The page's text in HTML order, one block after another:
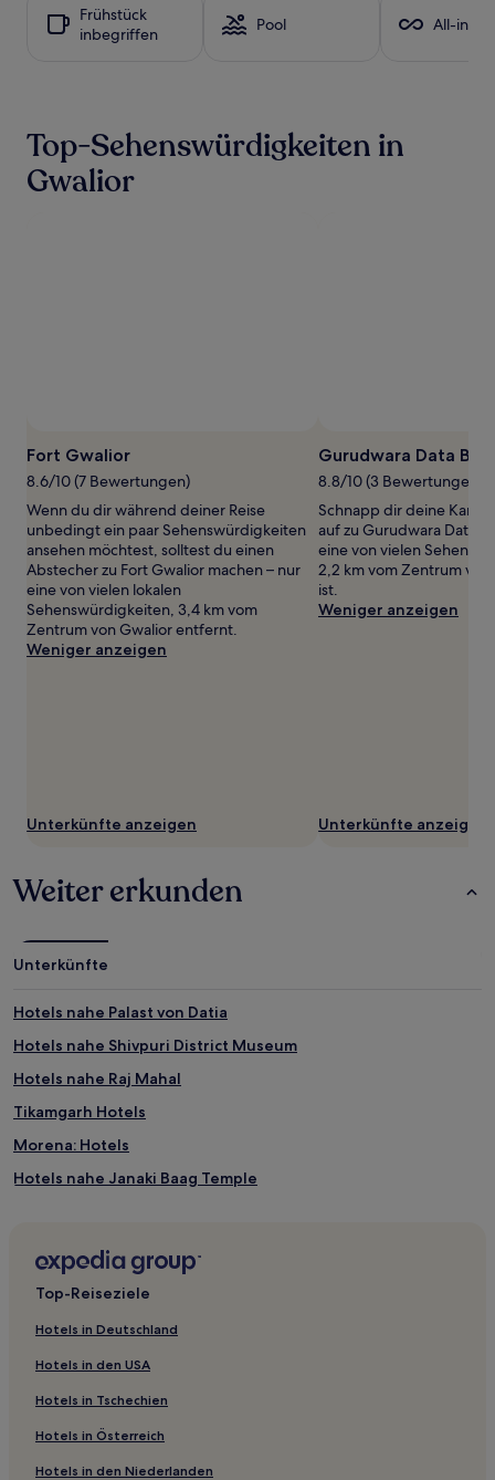
einen
gefunden
wurde.
Preise
Frühstück
inbegriffen
Pool All-
Top-Sehenswürdigkeiten in
Gwalior
Foto
von
Dev's
Travel
Bag
Fort Gwalior
8.6/10 (7 Bewertungen)
Wenn du dir während deiner Reise
unbedingt ein paar Sehenswürdigkeiten
ansehen möchtest, solltest du einen
Abstecher zu Fort Gwalior machen – nur
eine von vielen lokalen
Sehenswürdigkeiten, 3,4 km vom
Zentrum von Gwalior entfernt.
Weniger anzeigen
Unterkünfte anzeigen
Gurudwara Data
8.8/10 (3 Bewertungen)
Schnapp dir deine
auf zu Gurudwara Data
eine von vielen
2,2 km vom Zentrum
ist.
Weniger anzeigen
Unterkünfte anzeigen
Weiter erkunden
Unterkünfte
Hotels nahe Palast von Datia
Hotels nahe Shivpuri District Museum
Hotels nahe Raj Mahal
Tikamgarh Hotels
Morena: Hotels
Hotels nahe Janaki Baag Temple
Günstige in Gwalior
Top-Reiseziele
Hotels in Deutschland
Hotels in den USA
Hotels in Tschechien
Hotels in Österreich
Hotels in den Niederlanden